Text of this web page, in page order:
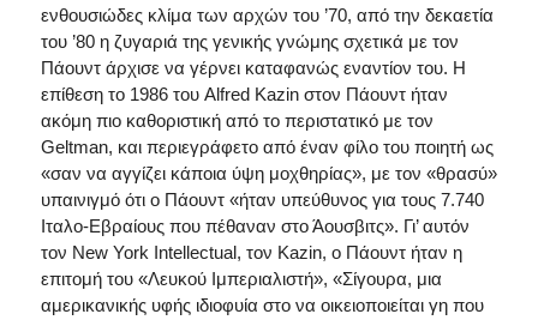
ενθουσιώδες κλίμα των αρχών του ’70, από την δεκαετία
του ’80 η ζυγαριά της γενικής γνώμης σχετικά με τον
Πάουντ άρχισε να γέρνει καταφανώς εναντίον του. Η
επίθεση το 1986 του Alfred Kazin στον Πάουντ ήταν
ακόμη πιο καθοριστική από το περιστατικό με τον
Geltman, και περιεγράφετο από έναν φίλο του ποιητή ως
«σαν να αγγίζει κάποια ύψη μοχθηρίας», με τον «θρασύ»
υπαινιγμό ότι ο Πάουντ «ήταν υπεύθυνος για τους 7.740
Ιταλο-Εβραίους που πέθαναν στο Άουσβιτς». Γι’ αυτόν
τον New York Intellectual, τον Kazin, ο Πάουντ ήταν η
επιτομή του «Λευκού Ιμπεριαλιστή», «Σίγουρα, μια
αμερικανικής υφής ιδιοφυία στο να οικειοποιείται γη που